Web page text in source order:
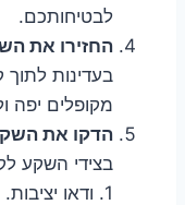
לבטיחותכם.
החזירו את
בעדינות
מקופלים יפה
הדקו את
בצידי השקע
1. ודאו יציבות.